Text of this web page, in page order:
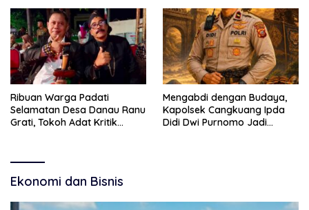
Narkoba
Ribuan Warga Padati
Selamatan Desa Danau Ranu
Grati, Tokoh Adat Kritik
Mengabdi dengan Budaya,
Kapolsek Cangkuang Ipda
Didi Dwi Purnomo Jadi
Ekonomi dan Bisnis